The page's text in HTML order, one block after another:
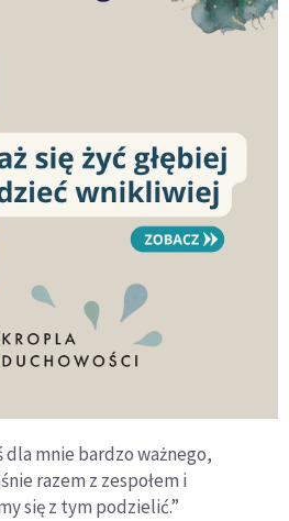
mnie bardzo ważnego,
razem z zespołem i
się z tym podzielić.”